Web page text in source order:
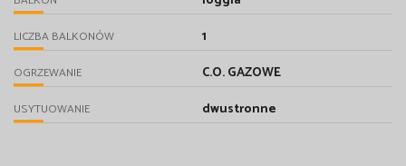
LICZBA BALKONÓW 1
OGRZEWANIE C.O. GAZOWE
USYTUOWANIE dwustronne